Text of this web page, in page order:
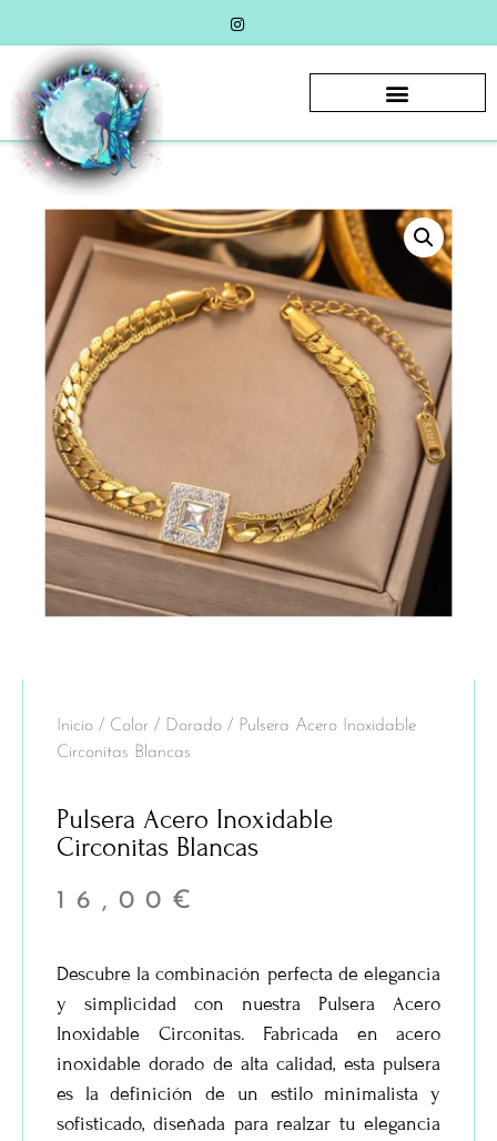
Inicio / Color / Dorado / Pulsera Acero Inoxidable
Circonitas Blancas
Pulsera Acero Inoxidable
Circonitas Blancas
16,00 €
Descubre la combinación perfecta de elegancia
y simplicidad con nuestra Pulsera Acero
Inoxidable Circonitas. Fabricada en acero
inoxidable dorado de alta calidad, esta pulsera
es la definición de un estilo minimalista y
sofisticado, diseñada para realzar tu elegancia